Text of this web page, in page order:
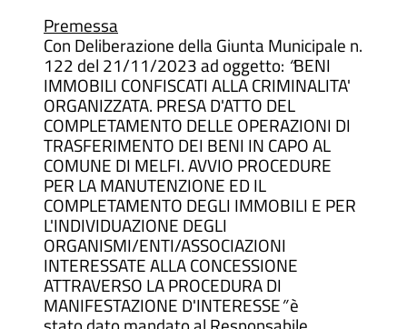
Premessa
Con Deliberazione della Giunta Municipale n.
122 del 21/11/2023 ad oggetto: “BENI
IMMOBILI CONFISCATI ALLA CRIMINALITA'
ORGANIZZATA. PRESA D'ATTO DEL
COMPLETAMENTO DELLE OPERAZIONI DI
TRASFERIMENTO DEI BENI IN CAPO AL
COMUNE DI MELFI. AVVIO PROCEDURE
PER LA MANUTENZIONE ED IL
COMPLETAMENTO DEGLI IMMOBILI E PER
L'INDIVIDUAZIONE DEGLI
ORGANISMI/ENTI/ASSOCIAZIONI
INTERESSATE ALLA CONCESSIONE
ATTRAVERSO LA PROCEDURA DI
MANIFESTAZIONE D'INTERESSE”è